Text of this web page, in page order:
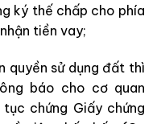
ký thế chấp cho phía
tiền vay;
quyền sử dụng đất thì
báo cho cơ quan
chứng Giấy chứng